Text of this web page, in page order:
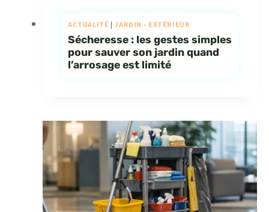
ACTUALITÉ | JARDIN - EXTÉRIEUR
Sécheresse : les gestes simples
pour sauver son jardin quand
l’arrosage est limité